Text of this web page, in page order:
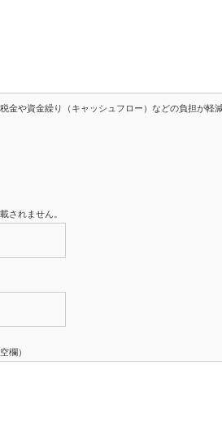
金や資金繰り（キャッシュフロー）などの負担が軽
されません。
欄）